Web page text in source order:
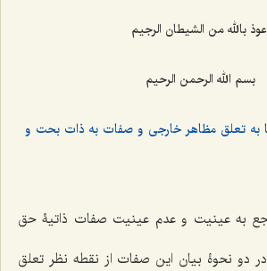
بالله من الشیطان الرجیم
بسم الله الرحمن الرحیم
به تعلق مظاهر خارجی و صفات به ذات بحت و
به عینیت و عدم عینیت صفات ذاتیۀ حق
دو نحوۀ بیان این صفات از نقطه نظر تعلق